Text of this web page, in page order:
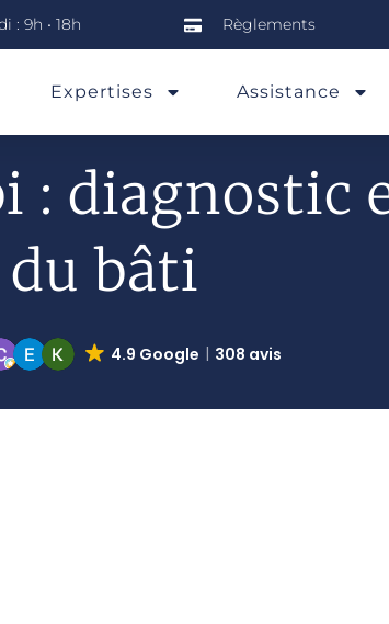
: 9h • 18h Règlements
Expertises Assistance
: diagnostic
du bâti
4.9 Google 308 avis